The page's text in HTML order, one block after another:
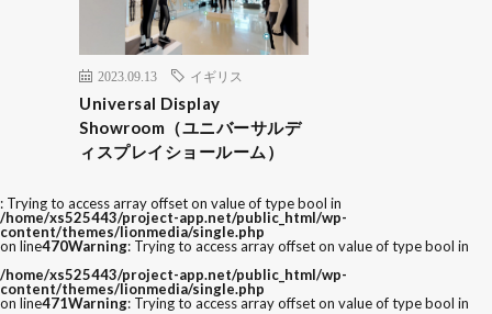
2023.09.13 イギリス
Universal Display
Showroom（ユニバーサルデ
ィスプレイショールーム）
: Trying to access array offset on value of type bool in
/home/xs525443/project-app.net/public_html/wp-
content/themes/lionmedia/single.php
on line470Warning: Trying to access array offset on value of type bool in
/home/xs525443/project-app.net/public_html/wp-
content/themes/lionmedia/single.php
on line471Warning: Trying to access array offset on value of type bool in